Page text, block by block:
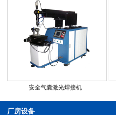
安全气囊激光焊接机
厂房设备